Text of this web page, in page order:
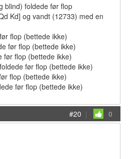
blind) foldede før flop
Kd] og vandt (12733) med en
flop (bettede ikke)
før flop (bettede ikke)
før flop (bettede ikke)
før flop (bettede ikke)
flop (bettede ikke)
før flop (bettede ikke)
#20 | 0